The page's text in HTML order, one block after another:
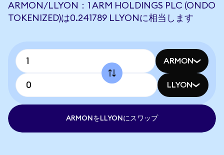
ARMON/LLYON：1 ARM HOLDINGS PLC (ONDO
TOKENIZED)は0.241789 LLYONに相当します
ARMON
LLYON
ARMONをLLYONにスワップ